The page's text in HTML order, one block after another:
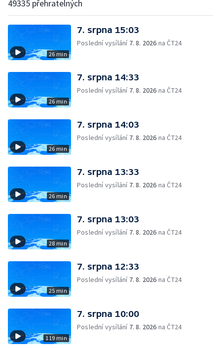
49335 přehratelných
26 min
7. srpna 15:03
Poslední vysílání 7. 8. 2026 na ČT24
26 min
7. srpna 14:33
Poslední vysílání 7. 8. 2026 na ČT24
26 min
7. srpna 14:03
Poslední vysílání 7. 8. 2026 na ČT24
26 min
7. srpna 13:33
Poslední vysílání 7. 8. 2026 na ČT24
28 min
7. srpna 13:03
Poslední vysílání 7. 8. 2026 na ČT24
25 min
7. srpna 12:33
Poslední vysílání 7. 8. 2026 na ČT24
119 min
7. srpna 10:00
Poslední vysílání 7. 8. 2026 na ČT24